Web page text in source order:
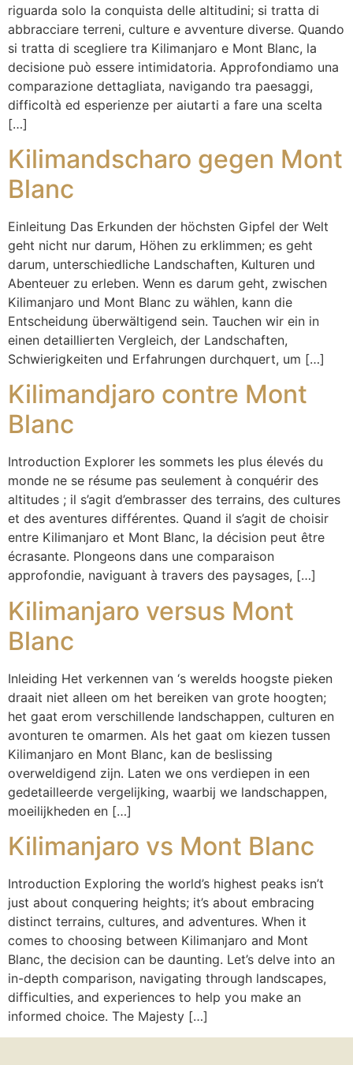
riguarda solo la conquista delle altitudini; si tratta di
abbracciare terreni, culture e avventure diverse. Quando
si tratta di scegliere tra Kilimanjaro e Mont Blanc, la
decisione può essere intimidatoria. Approfondiamo una
comparazione dettagliata, navigando tra paesaggi,
difficoltà ed esperienze per aiutarti a fare una scelta
[…]
Kilimandscharo gegen Mont
Blanc
Einleitung Das Erkunden der höchsten Gipfel der Welt
geht nicht nur darum, Höhen zu erklimmen; es geht
darum, unterschiedliche Landschaften, Kulturen und
Abenteuer zu erleben. Wenn es darum geht, zwischen
Kilimanjaro und Mont Blanc zu wählen, kann die
Entscheidung überwältigend sein. Tauchen wir ein in
einen detaillierten Vergleich, der Landschaften,
Schwierigkeiten und Erfahrungen durchquert, um […]
Kilimandjaro contre Mont
Blanc
Introduction Explorer les sommets les plus élevés du
monde ne se résume pas seulement à conquérir des
altitudes ; il s’agit d’embrasser des terrains, des cultures
et des aventures différentes. Quand il s’agit de choisir
entre Kilimanjaro et Mont Blanc, la décision peut être
écrasante. Plongeons dans une comparaison
approfondie, naviguant à travers des paysages, […]
Kilimanjaro versus Mont
Blanc
Inleiding Het verkennen van ‘s werelds hoogste pieken
draait niet alleen om het bereiken van grote hoogten;
het gaat erom verschillende landschappen, culturen en
avonturen te omarmen. Als het gaat om kiezen tussen
Kilimanjaro en Mont Blanc, kan de beslissing
overweldigend zijn. Laten we ons verdiepen in een
gedetailleerde vergelijking, waarbij we landschappen,
moeilijkheden en […]
Kilimanjaro vs Mont Blanc
Introduction Exploring the world’s highest peaks isn’t
just about conquering heights; it’s about embracing
distinct terrains, cultures, and adventures. When it
comes to choosing between Kilimanjaro and Mont
Blanc, the decision can be daunting. Let’s delve into an
in-depth comparison, navigating through landscapes,
difficulties, and experiences to help you make an
informed choice. The Majesty […]